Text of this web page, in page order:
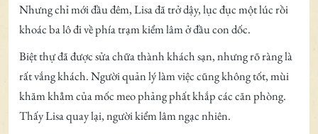
Nhưng chỉ mới đầu đêm, Lisa đã trở dậy, lục đục một lúc rồi
khoác ba lô đi về phía trạm kiểm lâm ở đầu con dốc.
Biệt thự đã được sửa chữa thành khách sạn, nhưng rõ ràng là
rất vắng khách. Người quản lý làm việc cũng không tốt, mùi
khăm khẳm của mốc meo phảng phất khắp các căn phòng.
Thấy Lisa quay lại, người kiểm lâm ngạc nhiên.